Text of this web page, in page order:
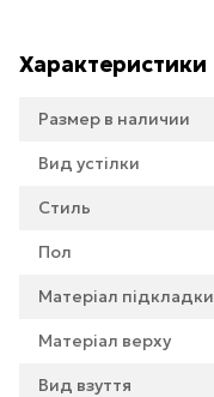
Характеристики
Размер в наличии
Вид устілки
Стиль
Пол
Матеріал підкладки
Матеріал верху
Вид взуття